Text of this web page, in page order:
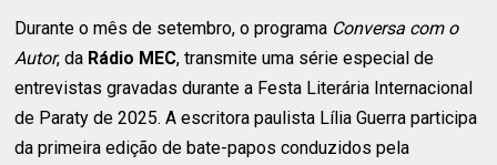
Durante o mês de setembro, o programa Conversa com o
Autor, da Rádio MEC, transmite uma série especial de
entrevistas gravadas durante a Festa Literária Internacional
de Paraty de 2025. A escritora paulista Lília Guerra participa
da primeira edição de bate-papos conduzidos pela